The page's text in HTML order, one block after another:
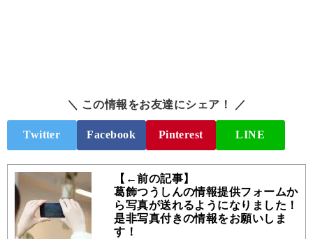
＼ この情報をお友達にシェア！ ／
Twitter Facebook Pinterest LINE
【←前の記事】
葛飾つうしんの情報提供フォームか
ら写真が送れるようになりました！
是非写真付きの情報をお願いしま
す！